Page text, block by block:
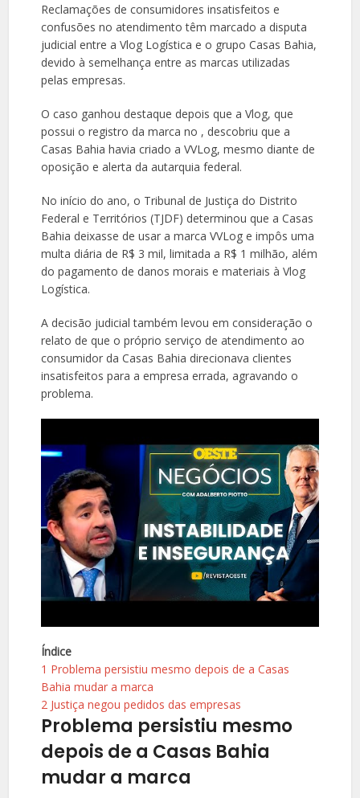
Reclamações de consumidores insatisfeitos e
confusões no atendimento têm marcado a disputa
judicial entre a Vlog Logística e o grupo Casas Bahia,
devido à semelhança entre as marcas utilizadas
pelas empresas.
O caso ganhou destaque depois que a Vlog, que
possui o registro da marca no , descobriu que a
Casas Bahia havia criado a VVLog, mesmo diante de
oposição e alerta da autarquia federal.
No início do ano, o Tribunal de Justiça do Distrito
Federal e Territórios (TJDF) determinou que a Casas
Bahia deixasse de usar a marca VVLog e impôs uma
multa diária de R$ 3 mil, limitada a R$ 1 milhão, além
do pagamento de danos morais e materiais à Vlog
Logística.
A decisão judicial também levou em consideração o
relato de que o próprio serviço de atendimento ao
consumidor da Casas Bahia direcionava clientes
insatisfeitos para a empresa errada, agravando o
problema.
Índice
1 Problema persistiu mesmo depois de a Casas
Bahia mudar a marca
2 Justiça negou pedidos das empresas
Problema persistiu mesmo
depois de a Casas Bahia
mudar a marca